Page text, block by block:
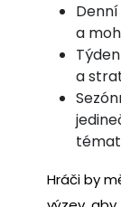
a
a
Hráči by